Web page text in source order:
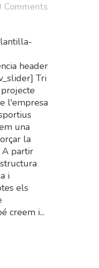
Comments
header
Tri
l'empresa
una
la
A partir
i
els
creem i...